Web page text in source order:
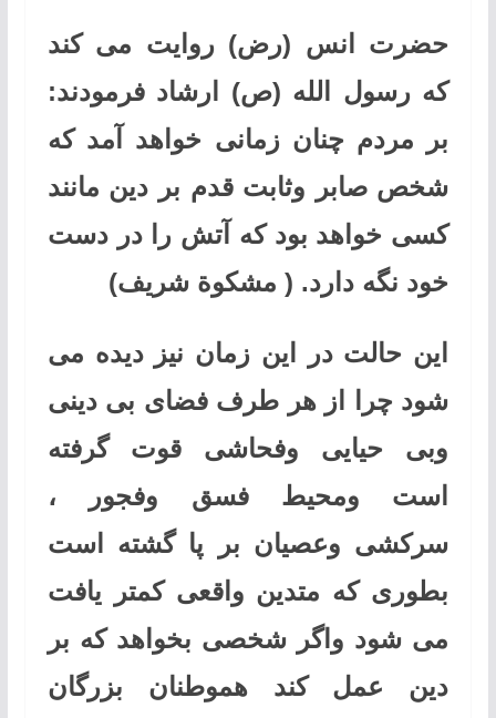
حضرت انس (رض) روایت می کند
که رسول الله (ص) ارشاد فرمودند:
بر مردم چنان زمانی خواهد آمد که
شخص صابر وثابت قدم بر دین مانند
کسی خواهد بود که آتش را در دست
خود نگه دارد. ( مشکوة شریف)
این حالت در این زمان نیز دیده می
شود چرا از هر طرف فضای بی دینی
وبی حیایی وفحاشی قوت گرفته
است ومحیط فسق وفجور ،
سرکشی وعصیان بر پا گشته است
بطوری که متدین واقعی کمتر یافت
می شود واگر شخصی بخواهد که بر
دین عمل کند هموطنان بزرگان